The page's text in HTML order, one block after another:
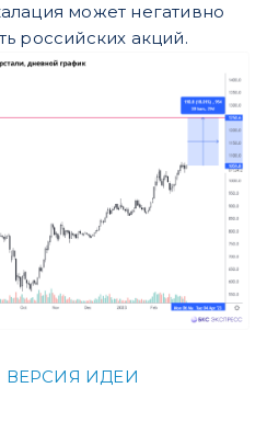
может негативно
российских акций.
ИДЕИ